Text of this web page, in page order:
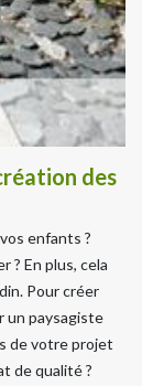
des
enfants ?
? En plus, cela
Pour créer
un paysagiste
de votre projet
de qualité ?